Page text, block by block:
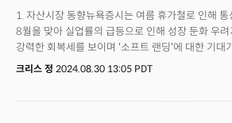
특정 산업, 특히 트럼프와 바이든 토론 이후 메디케
기대감으로 보험사 주가가 급등한 만큼 보험사나
영향을 받을 수 있을 것으로 전망. 5. 개별주 현황 팔
테크놀로지(DELL): S&P글로벌은 지난 금요일(6일,
테크놀로지를 S&P500 지수에 편입할 것임을 발표
1. 자산시장 동향뉴욕증시는 여름 휴가철로 인해
8월을 맞아 실업률의 급등으로 인해 성장 둔화 우
강력한 회복세를 보이며 '소프트 랜딩'에 대한 기대
슈퍼 마이크로 컴퓨터가 AI 투자 붐의 지속성에 대한
크리스 정 2024.08.30 13:05 PDT